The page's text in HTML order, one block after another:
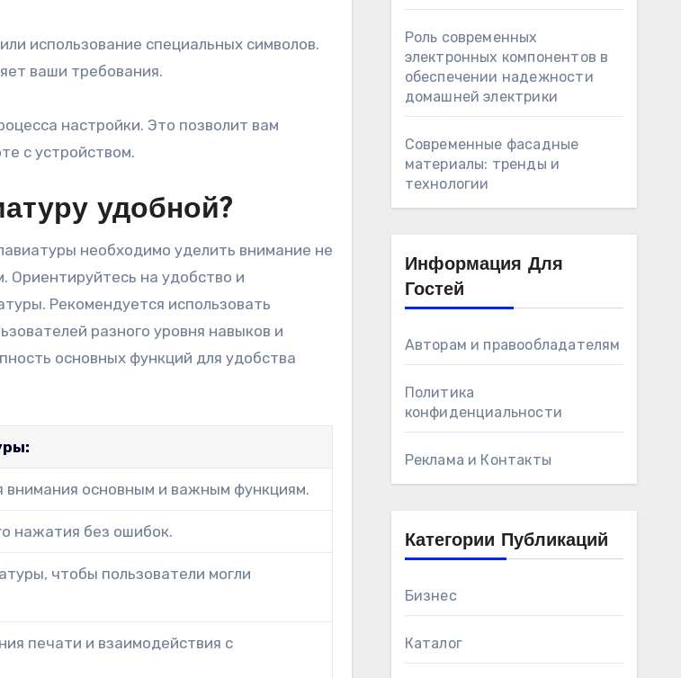
использование специальных символов.
ваши требования.
настройки. Это позволит вам
с устройством.
удобной?
необходимо уделить внимание не
Ориентируйтесь на удобство и
Рекомендуется использовать
разного уровня навыков и
основных функций для удобства
внимания основным и важным функциям.
нажатия без ошибок.
чтобы пользователи могли
печати и взаимодействия с
Роль современных
электронных компонентов в
обеспечении надежности
домашней электрики
Современные фасадные
материалы: тренды и
технологии
Информация Для
Гостей
Авторам и правообладателям
Политика
конфиденциальности
Реклама и Контакты
Категории Публикаций
Бизнес
Каталог